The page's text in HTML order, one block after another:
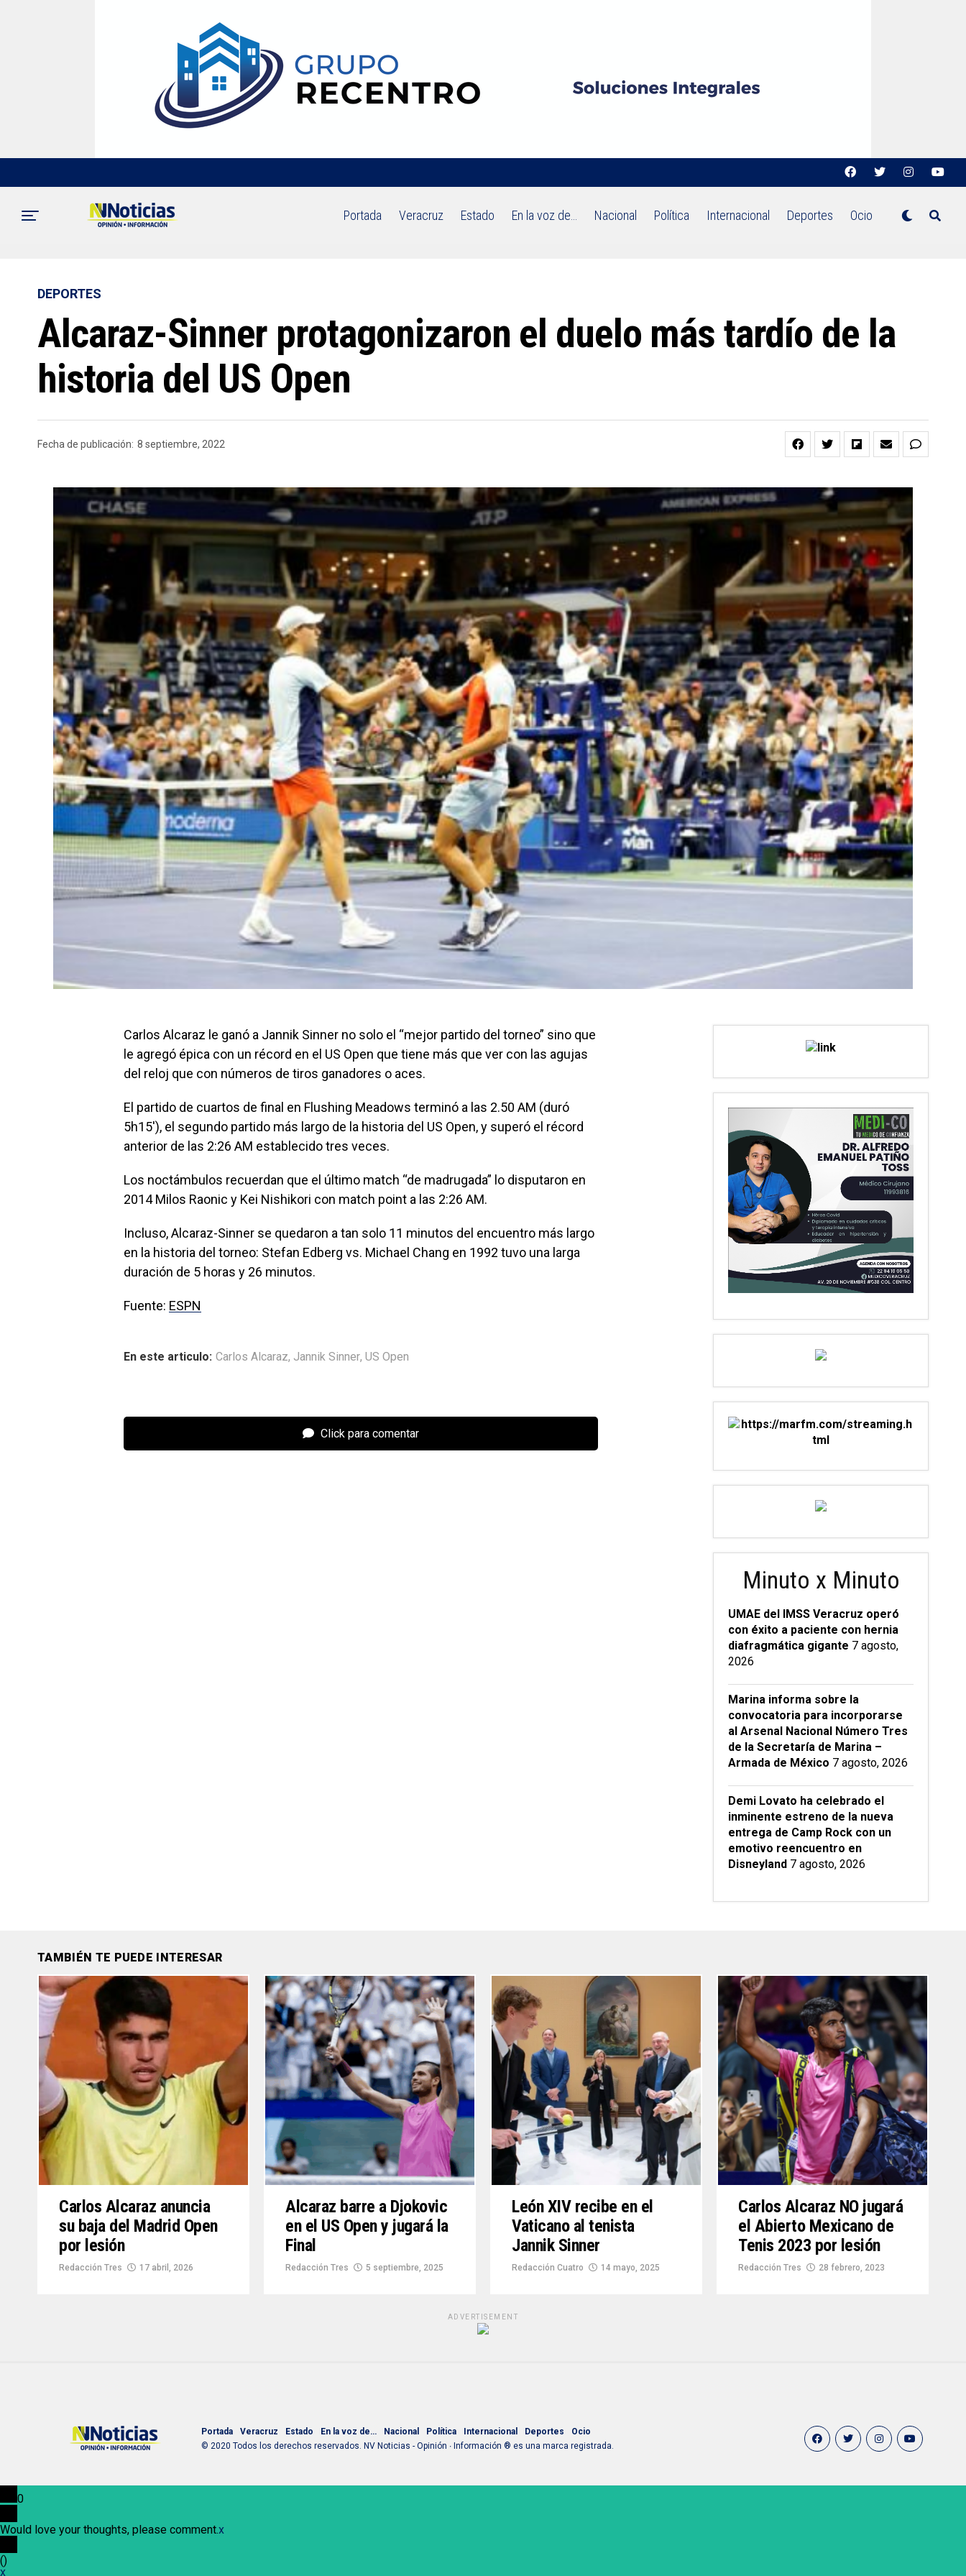
Portada Veracruz Estado En la voz de… Nacional Política Internacional Deportes Ocio
DEPORTES
Alcaraz-Sinner protagonizaron el duelo más tardío de la
historia del US Open
Fecha de publicación: 8 septiembre, 2022
Carlos Alcaraz le ganó a Jannik Sinner no solo el “mejor partido del torneo” sino que
le agregó épica con un récord en el US Open que tiene más que ver con las agujas
del reloj que con números de tiros ganadores o aces.
El partido de cuartos de final en Flushing Meadows terminó a las 2.50 AM (duró
5h15′), el segundo partido más largo de la historia del US Open, y superó el récord
anterior de las 2:26 AM establecido tres veces.
Los noctámbulos recuerdan que el último match “de madrugada” lo disputaron en
2014 Milos Raonic y Kei Nishikori con match point a las 2:26 AM.
Incluso, Alcaraz-Sinner se quedaron a tan solo 11 minutos del encuentro más largo
en la historia del torneo: Stefan Edberg vs. Michael Chang en 1992 tuvo una larga
duración de 5 horas y 26 minutos.
Fuente: ESPN
En este articulo: Carlos Alcaraz, Jannik Sinner, US Open
Click para comentar
Minuto x Minuto
UMAE del IMSS Veracruz operó
con éxito a paciente con hernia
diafragmática gigante 7 agosto,
2026
Marina informa sobre la
convocatoria para incorporarse
al Arsenal Nacional Número Tres
de la Secretaría de Marina –
Armada de México 7 agosto, 2026
Demi Lovato ha celebrado el
inminente estreno de la nueva
entrega de Camp Rock con un
emotivo reencuentro en
Disneyland 7 agosto, 2026
TAMBIÉN TE PUEDE INTERESAR
Carlos Alcaraz anuncia
su baja del Madrid Open
por lesión
Redacción Tres 17 abril, 2026
Alcaraz barre a Djokovic
en el US Open y jugará la
Final
Redacción Tres 5 septiembre, 2025
León XIV recibe en el
Vaticano al tenista
Jannik Sinner
Redacción Cuatro 14 mayo, 2025
Carlos Alcaraz NO jugará
el Abierto Mexicano de
Tenis 2023 por lesión
Redacción Tres 28 febrero, 2023
ADVERTISEMENT
Portada Veracruz Estado En la voz de… Nacional Política Internacional Deportes
Ocio
© 2020 Todos los derechos reservados. NV Noticias - Opinión ∙ Información ® es una marca registrada.
0
Would love your thoughts, please comment.x
()
x